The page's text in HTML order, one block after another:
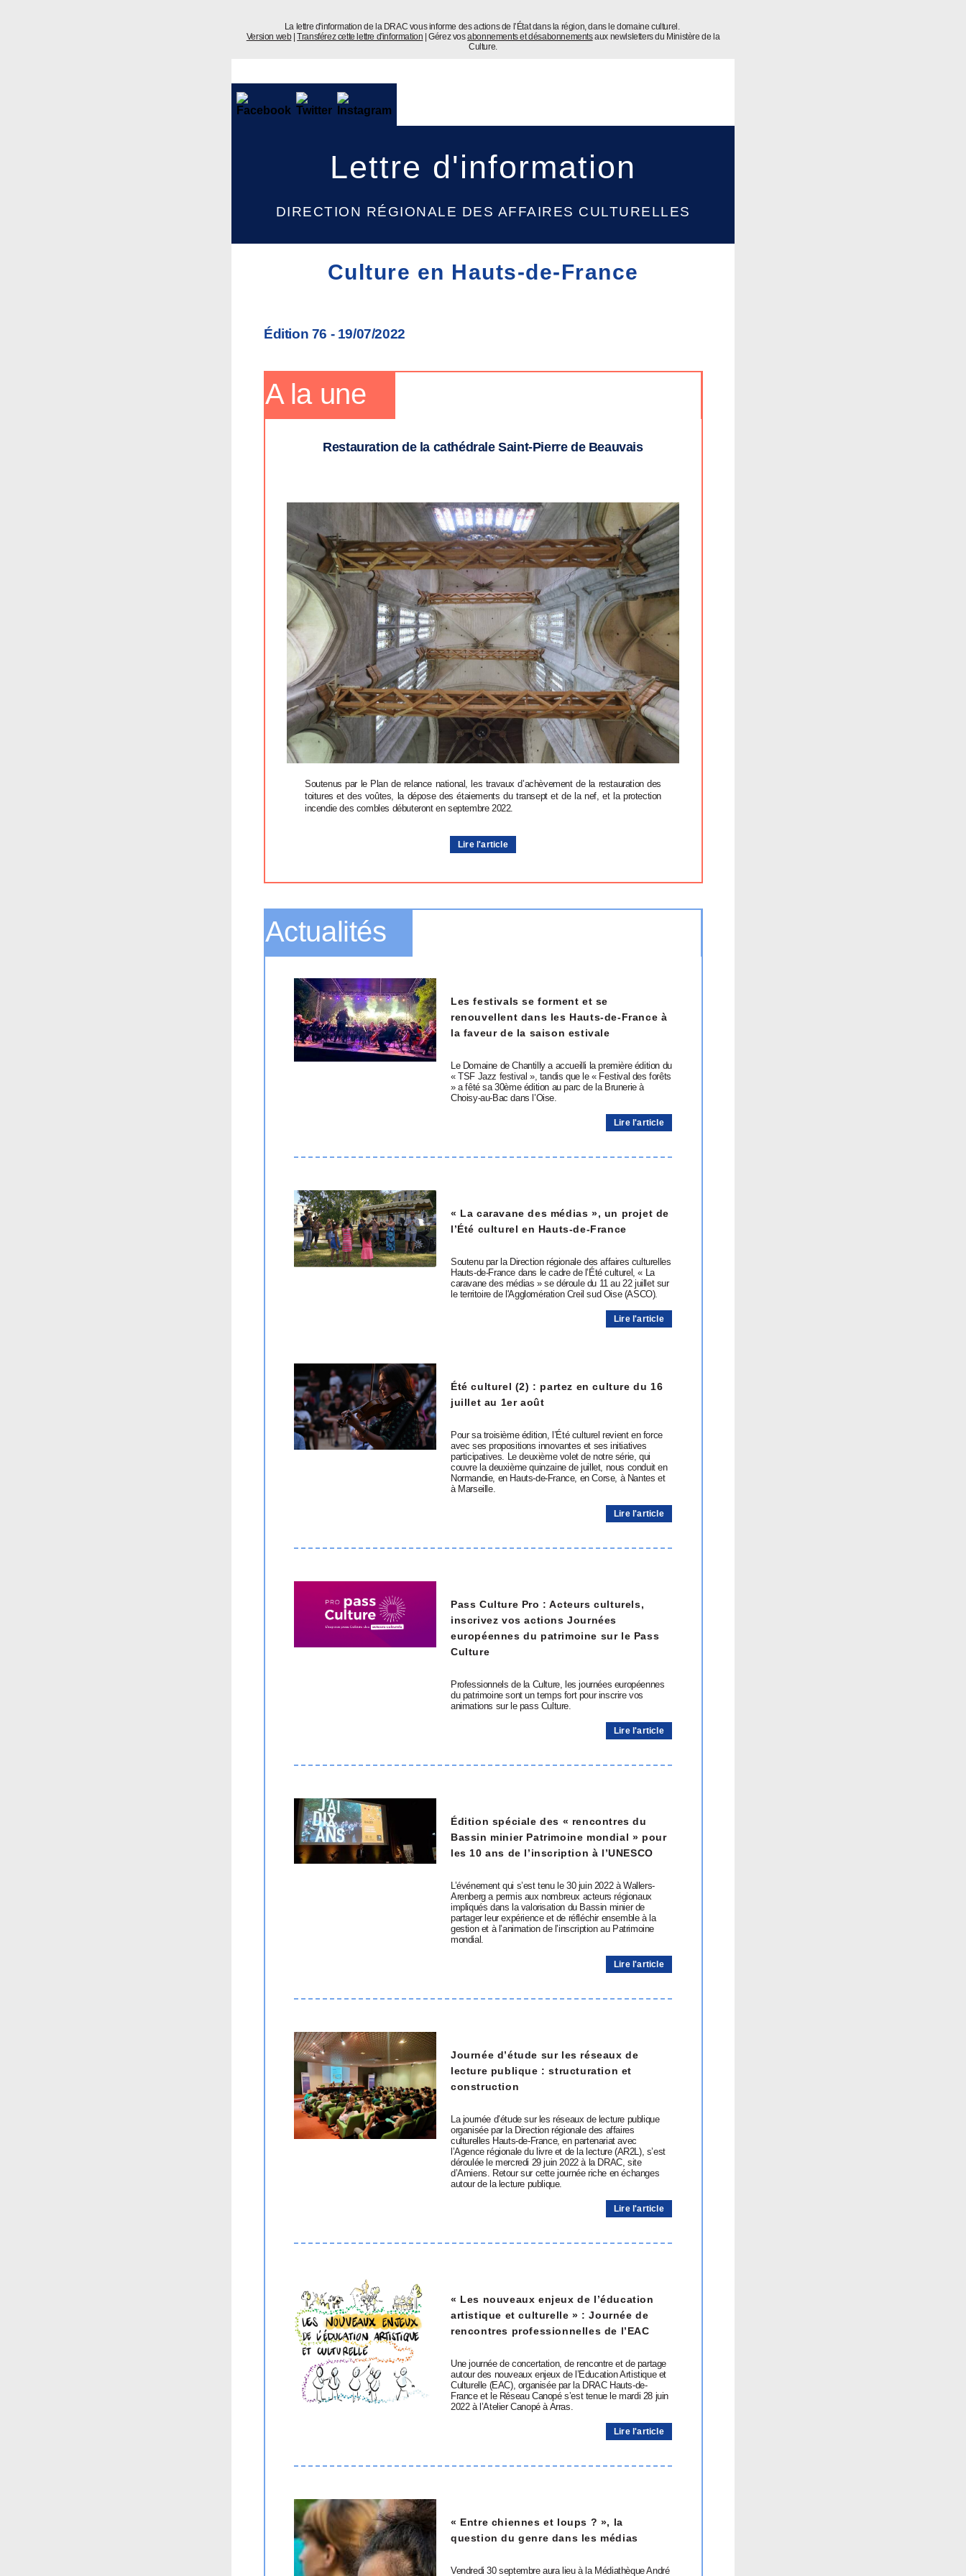
La lettre d'information de la DRAC vous informe des actions de l’État dans la région, dans le domaine culturel.
Version web|Transférez cette lettre d'information | Gérez vosabonnements et désabonnementsaux newlsletters du Ministère de la
Culture.
Lettre d'information
DIRECTION RÉGIONALE DES AFFAIRES CULTURELLES
Culture en Hauts-de-France
Édition 76 - 19/07/2022
A la une
Restauration de la cathédrale Saint-Pierre de Beauvais
Soutenus par le Plan de relance national, les travaux d’achèvement de la restauration des
toitures et des voûtes, la dépose des étaiements du transept et de la nef, et la protection
incendie des combles débuteront en septembre 2022.
Lire l'article
Actualités
Les festivals se forment et se
renouvellent dans les Hauts-de-France à
la faveur de la saison estivale
Le Domaine de Chantilly a accueilli la première édition du
« TSF Jazz festival », tandis que le « Festival des forêts
» a fêté sa 30ème édition au parc de la Brunerie à
Choisy-au-Bac dans l’Oise.
Lire l'article
« La caravane des médias », un projet de
l’Été culturel en Hauts-de-France
Soutenu par la Direction régionale des affaires culturelles
Hauts-de-France dans le cadre de l’Été culturel, « La
caravane des médias » se déroule du 11 au 22 juillet sur
le territoire de l'Agglomération Creil sud Oise (ASCO).
Lire l'article
Été culturel (2) : partez en culture du 16
juillet au 1er août
Pour sa troisième édition, l’Été culturel revient en force
avec ses propositions innovantes et ses initiatives
participatives. Le deuxième volet de notre série, qui
couvre la deuxième quinzaine de juillet, nous conduit en
Normandie, en Hauts-de-France, en Corse, à Nantes et
à Marseille.
Lire l'article
Pass Culture Pro : Acteurs culturels,
inscrivez vos actions Journées
européennes du patrimoine sur le Pass
Culture
Professionnels de la Culture, les journées européennes
du patrimoine sont un temps fort pour inscrire vos
animations sur le pass Culture.
Lire l'article
Édition spéciale des « rencontres du
Bassin minier Patrimoine mondial » pour
les 10 ans de l’inscription à l’UNESCO
L’événement qui s’est tenu le 30 juin 2022 à Wallers-
Arenberg a permis aux nombreux acteurs régionaux
impliqués dans la valorisation du Bassin minier de
partager leur expérience et de réfléchir ensemble à la
gestion et à l’animation de l’inscription au Patrimoine
mondial.
Lire l'article
Journée d’étude sur les réseaux de
lecture publique : structuration et
construction
La journée d’étude sur les réseaux de lecture publique
organisée par la Direction régionale des affaires
culturelles Hauts-de-France, en partenariat avec
l’Agence régionale du livre et de la lecture (AR2L), s’est
déroulée le mercredi 29 juin 2022 à la DRAC, site
d’Amiens. Retour sur cette journée riche en échanges
autour de la lecture publique.
Lire l'article
« Les nouveaux enjeux de l’éducation
artistique et culturelle » : Journée de
rencontres professionnelles de l’EAC
Une journée de concertation, de rencontre et de partage
autour des nouveaux enjeux de l’Education Artistique et
Culturelle (EAC), organisée par la DRAC Hauts-de-
France et le Réseau Canopé s’est tenue le mardi 28 juin
2022 à l’Atelier Canopé à Arras.
Lire l'article
« Entre chiennes et loups ? », la
question du genre dans les médias
Vendredi 30 septembre aura lieu à la Médiathèque André